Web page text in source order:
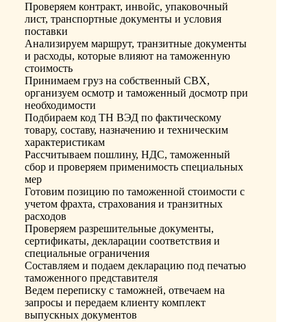
Проверяем контракт, инвойс, упаковочный
лист, транспортные документы и условия
поставки
Анализируем маршрут, транзитные документы
и расходы, которые влияют на таможенную
стоимость
Принимаем груз на собственный СВХ,
организуем осмотр и таможенный досмотр при
необходимости
Подбираем код ТН ВЭД по фактическому
товару, составу, назначению и техническим
характеристикам
Рассчитываем пошлину, НДС, таможенный
сбор и проверяем применимость специальных
мер
Готовим позицию по таможенной стоимости с
учетом фрахта, страхования и транзитных
расходов
Проверяем разрешительные документы,
сертификаты, декларации соответствия и
специальные ограничения
Составляем и подаем декларацию под печатью
таможенного представителя
Ведем переписку с таможней, отвечаем на
запросы и передаем клиенту комплект
выпускных документов